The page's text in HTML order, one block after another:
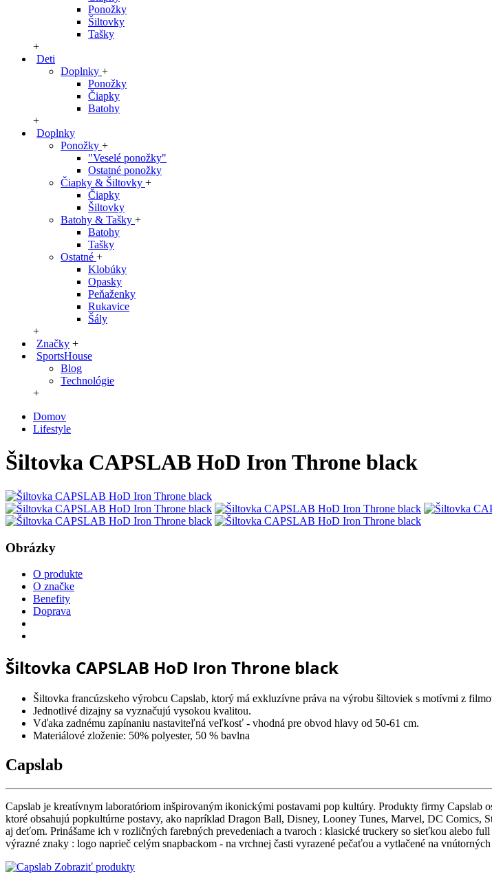
Ponožky
Šiltovky
Tašky
+
Deti
Doplnky +
Ponožky
Čiapky
Batohy
+
Doplnky
Ponožky +
"Veselé ponožky"
Ostatné ponožky
Čiapky & Šiltovky +
Čiapky
Šiltovky
Batohy & Tašky +
Batohy
Tašky
Ostatné +
Klobúky
Opasky
Peňaženky
Rukavice
Šály
+
Značky +
SportsHouse
Blog
Technológie
+
Domov
Lifestyle
Šiltovka CAPSLAB HoD Iron Throne black
Obrázky
O produkte
O značke
Benefity
Doprava
Šiltovka CAPSLAB HoD Iron Throne black
Šiltovka francúzskeho výrobcu Capslab, ktorý má exkluzívne práva na výrobu šiltoviek s motívmi z
Jednotlivé dizajny sa vyznačujú vysokou kvalitou.
Vďaka zadnému zapínaniu nastaviteľná veľkosť - vhodná pre obvod hlavy od 50-61 cm.
Materiálové zloženie: 50% polyester, 50 % bavlna
Capslab
Capslab je kreatívnym laboratóriom inšpirovaným ikonickými postavami pop kultúry. Produkty firmy
ktoré obsahujú popkultúrne postavy, ako napríklad Dragon Ball, Disney, Looney Tunes, Marvel, DC Comics,
aj deťom. Prinášame ich v rozličných farebných prevedeniach a tvaroch : klasické truckery so sieťkou alebo
výrazné znaky : logo naprieč celým snapbackom - na vrchnej časti vyrazené pečaťou a vytlačené na
Zobraziť produkty